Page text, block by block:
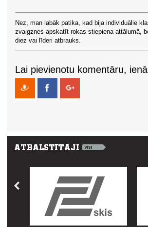
Nez, man labāk patika, kad bija individuālie
zvaigznes apskatīt rokas stiepiena attālumā,
diez vai līderi atbrauks.
Lai pievienotu komentāru,